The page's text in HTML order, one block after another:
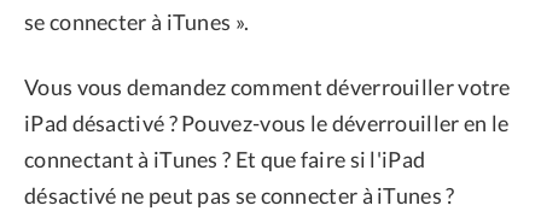
se connecter à iTunes ».
Vous vous demandez comment déverrouiller votre
iPad désactivé ? Pouvez-vous le déverrouiller en le
connectant à iTunes ? Et que faire si l'iPad
désactivé ne peut pas se connecter à iTunes ?